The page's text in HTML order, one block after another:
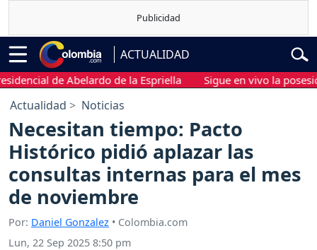
ACTUALIDAD
de Abelardo de la Espriella Sigue en vivo la posesión
Actualidad Noticias
Necesitan tiempo: Pacto
Histórico pidió aplazar las
consultas internas para el mes
de noviembre
Por: Daniel Gonzalez • Colombia.com
Lun, 22 Sep 2025 8:50 pm